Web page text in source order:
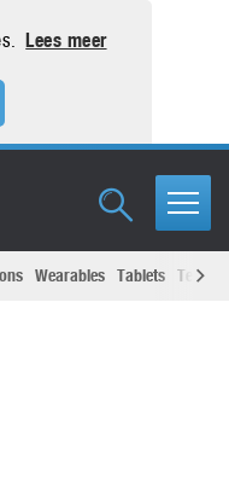
Lees meer
Wearables Tablets